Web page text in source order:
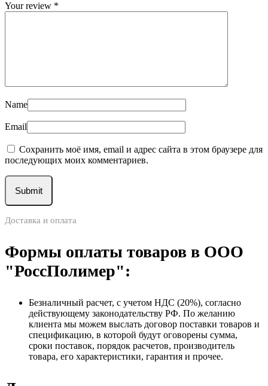
Your review *
Name
Email
Сохранить моё имя, email и адрес сайта в этом браузере для
последующих моих комментариев.
Доставка и оплата
Формы оплаты товаров в ООО
"РоссПолимер":
Безналичный расчет, с учетом НДС (20%), согласно
действующему законодательству РФ. По желанию
клиента мы можем выслать договор поставки товаров и
спецификацию, в которой будут оговорены сумма,
сроки поставок, порядок расчетов, производитель
товара, его характеристики, гарантия и прочее.